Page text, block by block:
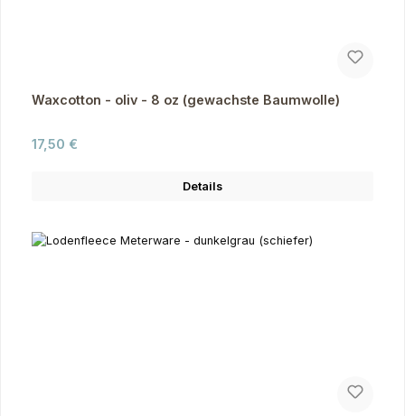
Waxcotton - oliv - 8 oz (gewachste Baumwolle)
Regulärer Preis:
17,50 €
Details